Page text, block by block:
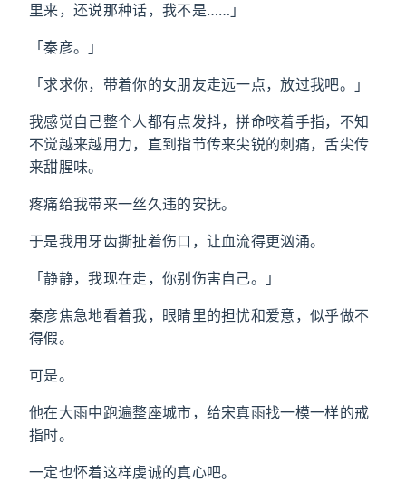
里来，还说那种话，我不是……」
「秦彦。」
「求求你，带着你的女朋友走远一点，放过我吧。」
我感觉自己整个人都有点发抖，拼命咬着手指，不知
不觉越来越用力，直到指节传来尖锐的刺痛，舌尖传
来甜腥味。
疼痛给我带来一丝久违的安抚。
于是我用牙齿撕扯着伤口，让血流得更汹涌。
「静静，我现在走，你别伤害自己。」
秦彦焦急地看着我，眼睛里的担忧和爱意，似乎做不
得假。
可是。
他在大雨中跑遍整座城市，给宋真雨找一模一样的戒
指时。
一定也怀着这样虔诚的真心吧。